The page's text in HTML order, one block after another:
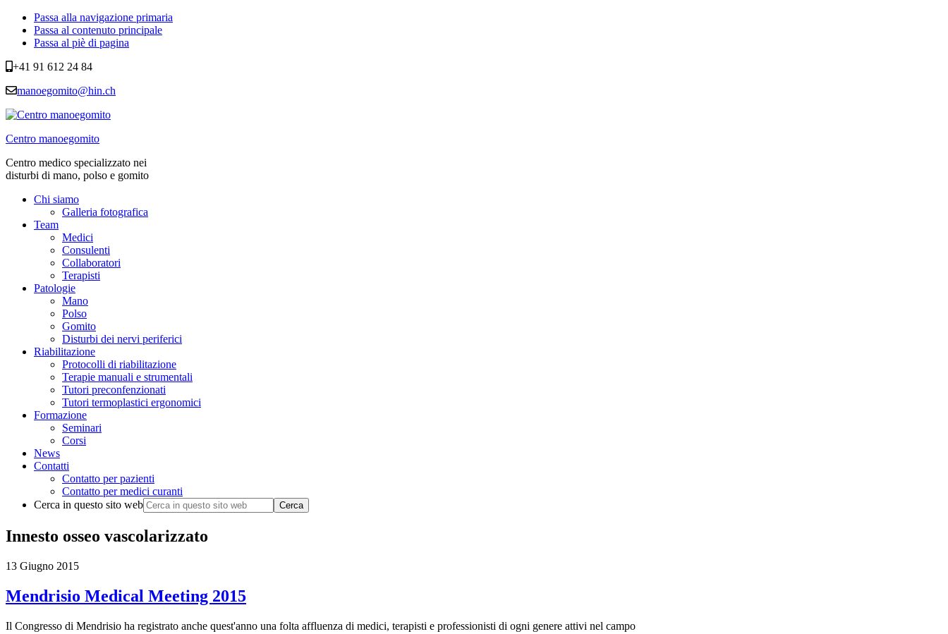
Passa alla navigazione primaria
Passa al contenuto principale
Passa al piè di pagina
+41 91 612 24 84
manoegomito@hin.ch
Centro manoegomito
Centro medico specializzato nei
disturbi di mano, polso e gomito
Chi siamo
Galleria fotografica
Team
Medici
Consulenti
Collaboratori
Terapisti
Patologie
Mano
Polso
Gomito
Disturbi dei nervi periferici
Riabilitazione
Protocolli di riabilitazione
Terapie manuali e strumentali
Tutori preconfenzionati
Tutori termoplastici ergonomici
Formazione
Seminari
Corsi
News
Contatti
Contatto per pazienti
Contatto per medici curanti
Cerca in questo sito web
Innesto osseo vascolarizzato
13 Giugno 2015
Mendrisio Medical Meeting 2015
Il Congresso di Mendrisio ha registrato anche quest'anno una folta affluenza di medici, terapisti e professionisti di ogni genere attivi nel campo